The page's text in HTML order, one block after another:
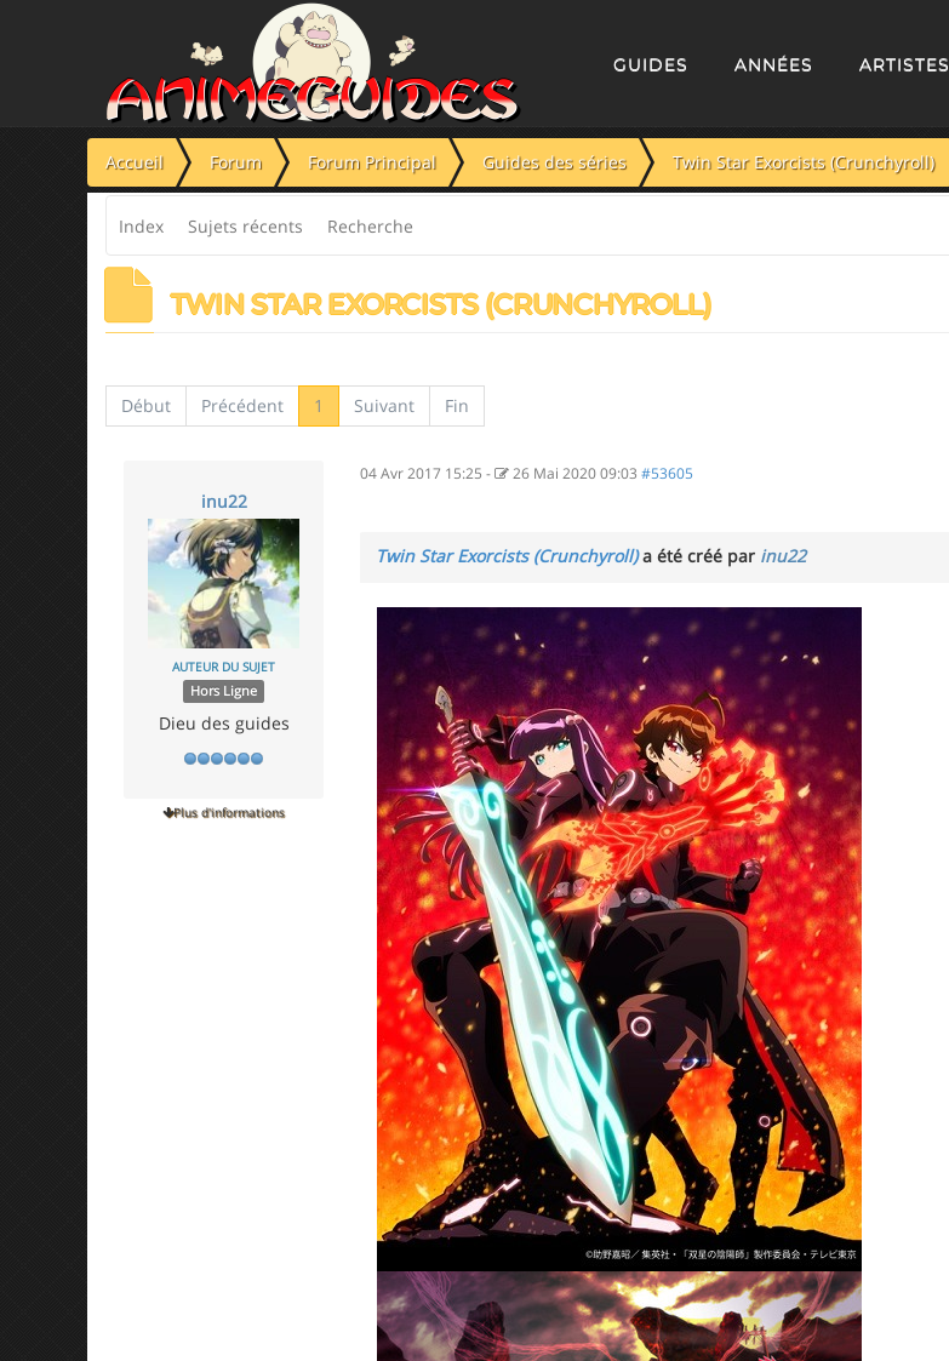
GUIDES ANNÉES ARTISTES
Accueil Forum Forum Principal Guides des séries Twin Star Exorcists (Crunchyroll)
Index Sujets récents Recherche
TWIN STAR EXORCISTS (CRUNCHYROLL)
Début Précédent 1 Suivant Fin
inu22
AUTEUR DU SUJET
Hors Ligne
Dieu des guides
Plus d'informations
04 Avr 2017 15:25 - 26 Mai 2020 09:03 #53605
Twin Star Exorcists (Crunchyroll)a été créé par inu22